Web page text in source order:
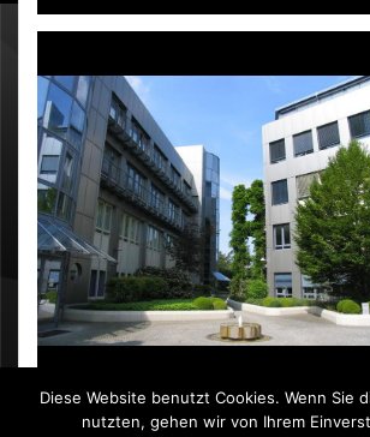
SBH GmbH, Hardtwald 9, 76275
info@sbh.de
Diese Website benutzt Cookies. Wenn Sie
nutzten, gehen wir von Ihrem